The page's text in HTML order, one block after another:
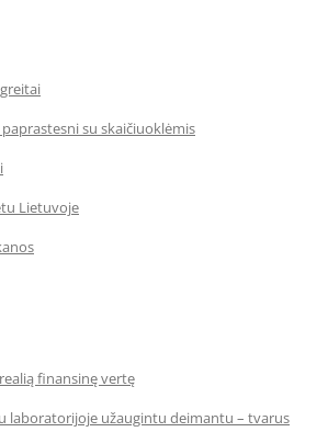
su skaičiuoklėmis
Lietuvoje
finansinę vertę
laboratorijoje užaugintu deimantu – tvarus